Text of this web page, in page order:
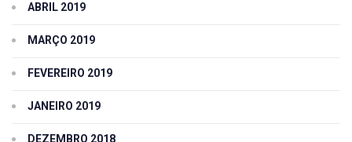
ABRIL 2019
MARÇO 2019
FEVEREIRO 2019
JANEIRO 2019
DEZEMBRO 2018